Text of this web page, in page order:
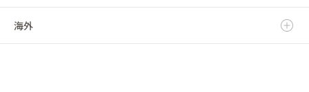
東京都
福井県
大阪府
島根県
福岡県
海外